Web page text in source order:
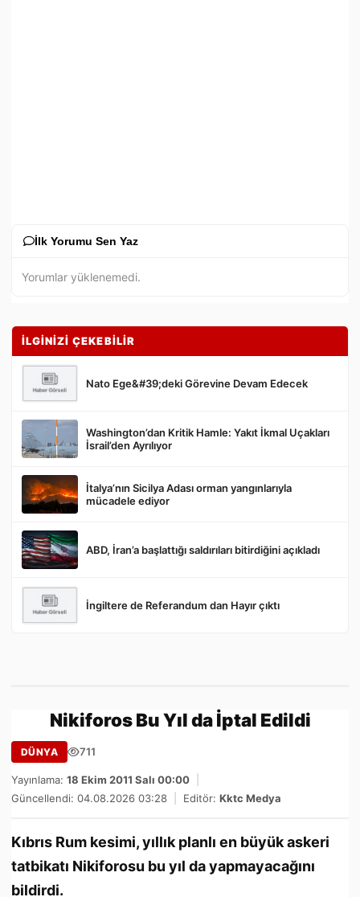
İlk Yorumu Sen Yaz
Gönder
Yorumlar yüklenemedi.
İLGİNİZİ ÇEKEBİLİR
Nato Ege&#39;deki Görevine Devam Edecek
Washington’dan Kritik Hamle: Yakıt İkmal Uçakları
İsrail’den Ayrılıyor
İtalya’nın Sicilya Adası orman yangınlarıyla
mücadele ediyor
ABD, İran’a başlattığı saldırıları bitirdiğini açıkladı
İngiltere de Referandum dan Hayır çıktı
Nikiforos Bu Yıl da İptal Edildi
DÜNYA 711
Yayınlama: 18 Ekim 2011 Salı 00:00
Güncellendi: 04.08.2026 03:28
Editör: Kktc Medya
Kıbrıs Rum kesimi, yıllık planlı en büyük askeri
tatbikatı Nikiforosu bu yıl da yapmayacağını
bildirdi.